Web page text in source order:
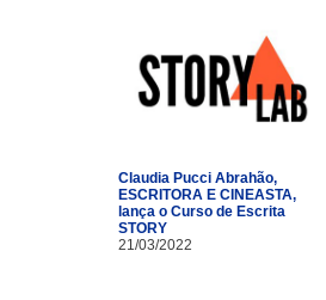
Claudia Pucci Abrahão,
ESCRITORA E CINEASTA,
lança o Curso de Escrita
STORY
21/03/2022